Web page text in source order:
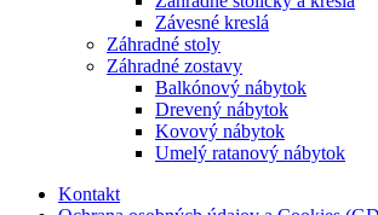
Závesné kreslá
Záhradné stoly
Záhradné zostavy
Balkónový nábytok
Drevený nábytok
Kovový nábytok
Umelý ratanový nábytok
Kontakt